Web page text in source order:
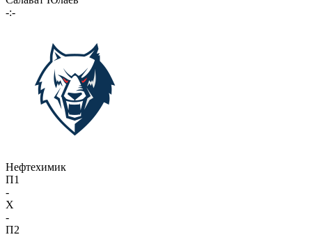
-:-
Нефтехимик
П1
-
X
-
П2